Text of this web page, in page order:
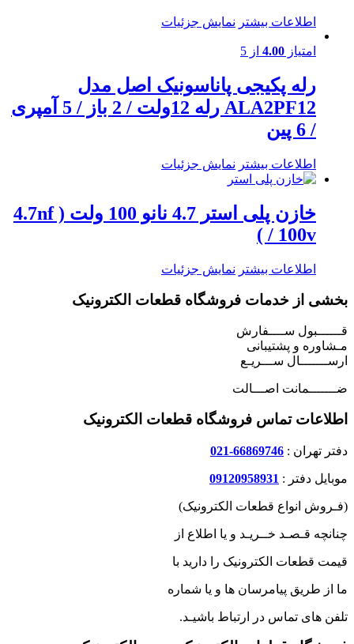
اطلاعات بیشتر نمایش جزئیات
امتیاز 4.00 از 5
رله پکیجی پاناسونیک اصل مدل
ALA2PF12 رله 12ولت / 2 باز / 5 آمپری
/ 6 پین
اطلاعات بیشتر نمایش جزئیات
خازن پلی استر 4.7 نانو 100 ولت ( 4.7nf
/ 100v )
اطلاعات بیشتر نمایش جزئیات
بخشی از خدمات فروشگاه قطعات الکترونیک
قــــــبول ســــفارش
مـشاوره و پشتیبانی
ارســـــــال ســـریـع
ضـــــــمانت اصـــالت
اطلاعات تماس فروشگاه قطعات الکترونیک
دفتر تهران : 66869746-021
موبایل دفتر : 09120958931
(فـروش انواع قطعات الکترونیک)
چنانچه قـصـد خــریـد و یا اطلاع از
قیمت قطعات الکترونیک را دارید با
ما از طریق پیامرسان ها و یا شماره
تلفن های تماس در ارتباط باشیـد.